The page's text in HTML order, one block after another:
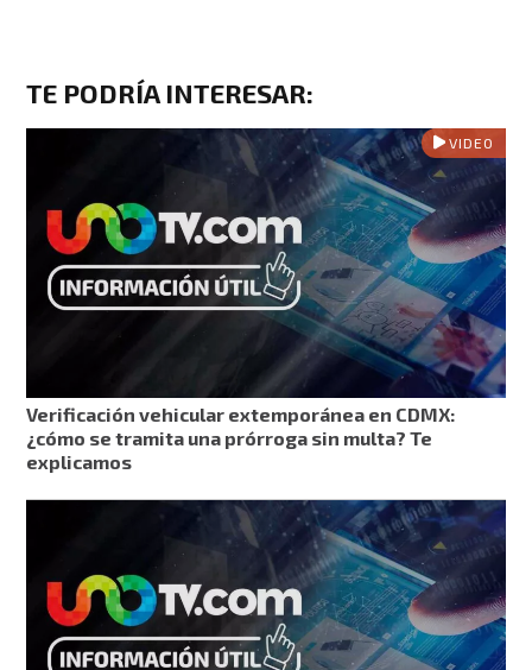
TE PODRÍA INTERESAR:
VIDEO
Verificación vehicular extemporánea en CDMX:
¿cómo se tramita una prórroga sin multa? Te
explicamos